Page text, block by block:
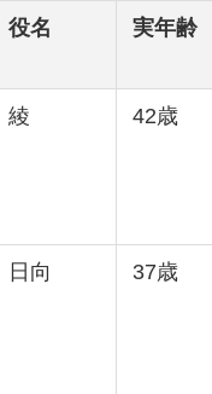
役名 実年齢
綾 42歳
日向 37歳